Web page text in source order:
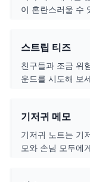
이 혼란스러울 수
스트립 티즈
친구들과 조금 위
운드를 시도해 보
기저귀 메모
기저귀 노트는 기
모와 손님 모두에